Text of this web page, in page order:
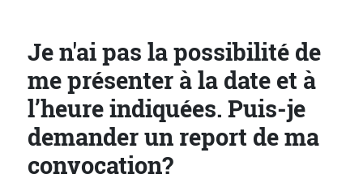
Je n'ai pas la possibilité de
me présenter à la date et à
l’heure indiquées. Puis-je
demander un report de ma
convocation?